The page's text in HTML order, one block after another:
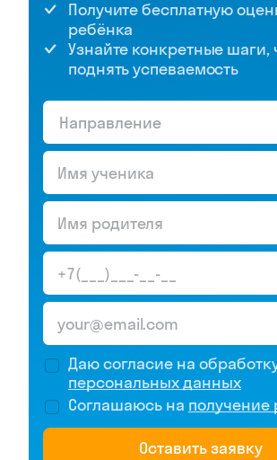
Получите бесплатную
ребёнка
Узнайте конкретные шаги,
поднять успеваемость
Направление
Даю согласие на
персональных данных
Соглашаюсь на
Оставить заявку